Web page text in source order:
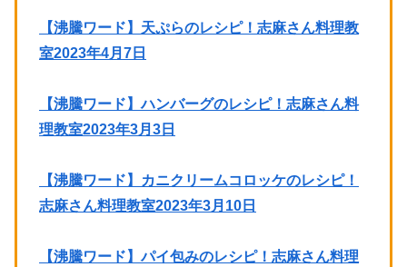
【沸騰ワード】天ぷらのレシピ！志麻さん料理教
室2023年4月7日
【沸騰ワード】ハンバーグのレシピ！志麻さん料
理教室2023年3月3日
【沸騰ワード】カニクリームコロッケのレシピ！
志麻さん料理教室2023年3月10日
【沸騰ワード】パイ包みのレシピ！志麻さん料理